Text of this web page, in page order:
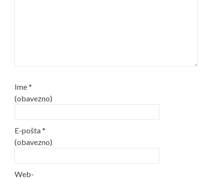
Ime*
(obavezno)
E-pošta*
(obavezno)
Web-